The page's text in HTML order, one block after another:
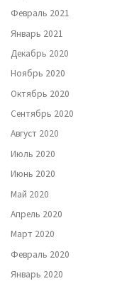
Февраль 2021
Январь 2021
Декабрь 2020
Ноябрь 2020
Октябрь 2020
Сентябрь 2020
Август 2020
Июль 2020
Июнь 2020
Май 2020
Апрель 2020
Март 2020
Февраль 2020
Январь 2020